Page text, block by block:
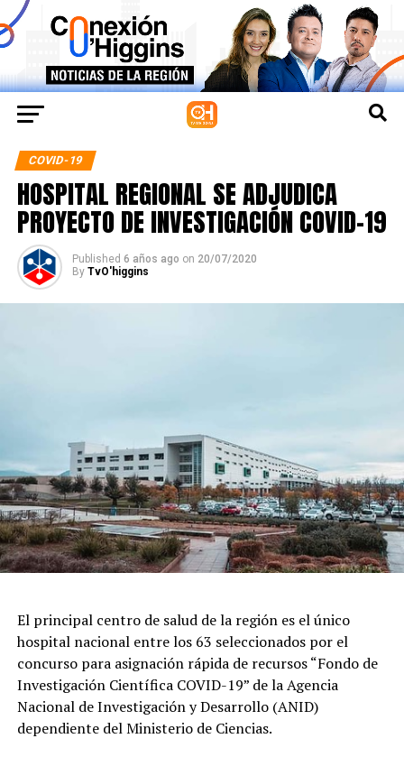
COVID-19
HOSPITAL REGIONAL SE ADJUDICA
PROYECTO DE INVESTIGACIÓN COVID-19
Published 6 años ago on 20/07/2020
By TvO'higgins
El principal centro de salud de la región es el único
hospital nacional entre los 63 seleccionados por el
concurso para asignación rápida de recursos “Fondo de
Investigación Científica COVID-19” de la Agencia
Nacional de Investigación y Desarrollo (ANID)
dependiente del Ministerio de Ciencias.